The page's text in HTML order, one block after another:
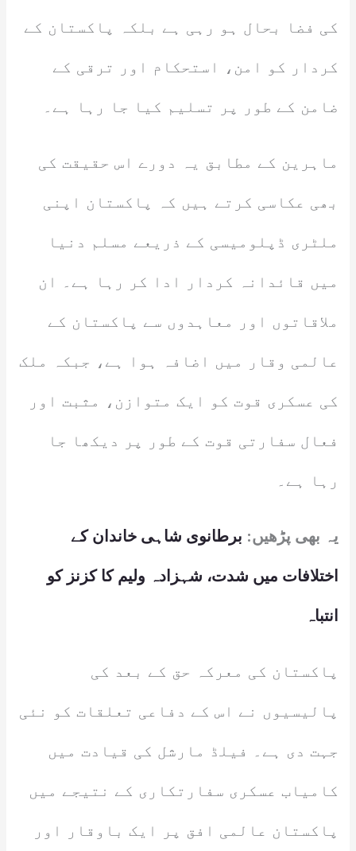
کی فضا بحال ہو رہی ہے بلکہ پاکستان کے
کردار کو امن، استحکام اور ترقی کے
ضامن کے طور پر تسلیم کیا جا رہا ہے۔
ماہرین کے مطابق یہ دورے اس حقیقت کی
بھی عکاسی کرتے ہیں کہ پاکستان اپنی
ملٹری ڈپلومیسی کے ذریعے مسلم دنیا
میں قائدانہ کردار ادا کر رہا ہے۔ ان
ملاقاتوں اور معاہدوں سے پاکستان کے
عالمی وقار میں اضافہ ہوا ہے، جبکہ ملک
کی عسکری قوت کو ایک متوازن، مثبت اور
فعال سفارتی قوت کے طور پر دیکھا جا
رہا ہے۔
یہ بھی پڑھیں: برطانوی شاہی خاندان کے
اختلافات میں شدت، شہزادہ ولیم کا کزنز کو
انتباہ
پاکستان کی معرکہ حق کے بعد کی
پالیسیوں نے اس کے دفاعی تعلقات کو نئی
جہت دی ہے۔ فیلڈ مارشل کی قیادت میں
کامیاب عسکری سفارتکاری کے نتیجے میں
پاکستان عالمی افق پر ایک باوقار اور